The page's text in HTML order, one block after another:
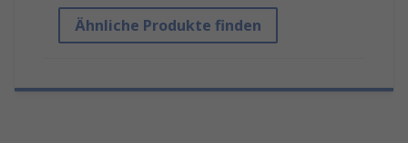
Ähnliche Produkte finden